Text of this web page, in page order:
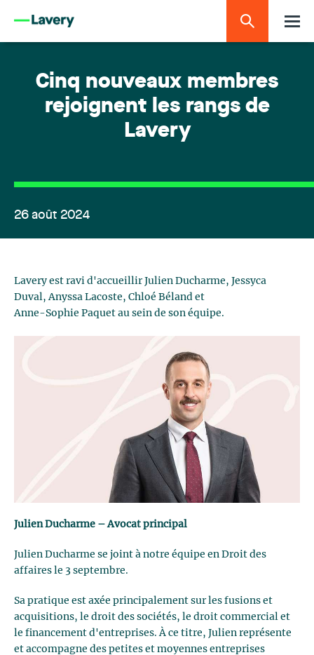
Cinq nouveaux membres
rejoignent les rangs de
Lavery
26 août 2024
Lavery est ravi d'accueillir Julien Ducharme, Jessyca
Duval, Anyssa Lacoste, Chloé Béland et
Anne-Sophie Paquet au sein de son équipe.
Julien Ducharme – Avocat principal
Julien Ducharme se joint à notre équipe en Droit des
affaires le 3 septembre.
Sa pratique est axée principalement sur les fusions et
acquisitions, le droit des sociétés, le droit commercial et
le financement d'entreprises. À ce titre, Julien représente
et accompagne des petites et moyennes entreprises